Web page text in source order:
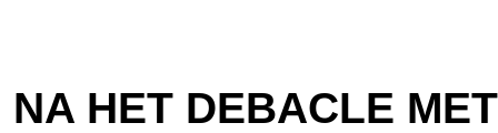
NA HET DEBACLE